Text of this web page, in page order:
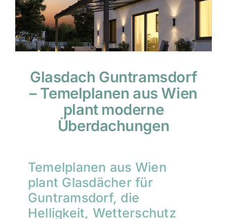
Gastronomie &
Hotellerie
Referenzen
Über uns
Kontakt
Glasdach Guntramsdorf
– Temelplanen aus Wien
plant moderne
Überdachungen
Temelplanen aus Wien
plant Glasdächer für
Guntramsdorf, die
Helligkeit, Wetterschutz